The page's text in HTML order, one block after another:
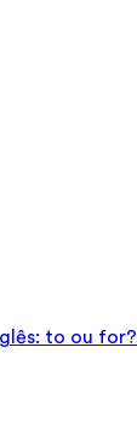
to ou for?